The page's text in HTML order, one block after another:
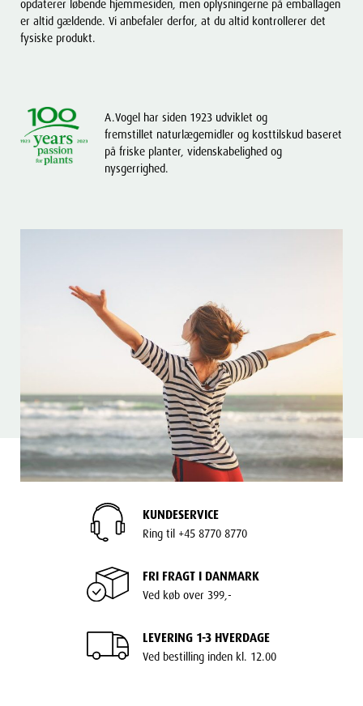
er altid gældende. Vi anbefaler derfor, at du altid kontrollerer det
fysiske produkt.
A.Vogel har siden 1923 udviklet og
fremstillet naturlægemidler og kosttilskud baseret
på friske planter, videnskabelighed og
nysgerrighed.
KUNDESERVICE
Ring til +45 8770 8770
FRI FRAGT I DANMARK
Ved køb over 399,-
LEVERING 1-3 HVERDAGE
Ved bestilling inden kl. 12.00